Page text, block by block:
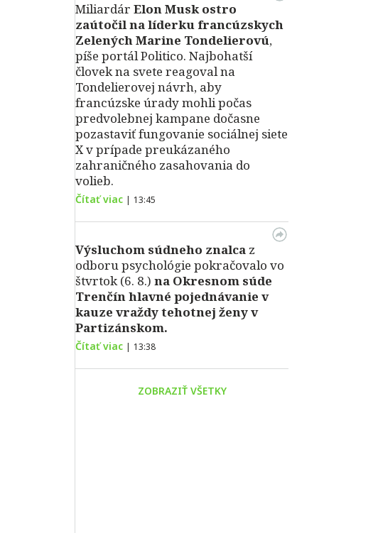
Miliardár Elon Musk ostro
zaútočil na líderku francúzskych
Zelených Marine Tondelierovú,
píše portál Politico. Najbohatší
človek na svete reagoval na
Tondelierovej návrh, aby
francúzske úrady mohli počas
predvolebnej kampane dočasne
pozastaviť fungovanie sociálnej siete
X v prípade preukázaného
zahraničného zasahovania do
volieb.
Čítať viac | 13:45
Výsluchom súdneho znalca z
odboru psychológie pokračovalo vo
štvrtok (6. 8.) na Okresnom súde
Trenčín hlavné pojednávanie v
kauze vraždy tehotnej ženy v
Partizánskom.
Čítať viac | 13:38
ZOBRAZIŤ VŠETKY